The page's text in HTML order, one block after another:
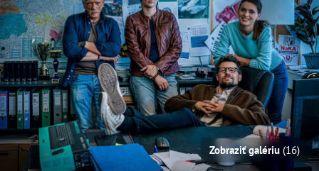
Zobraziť galériu (16)